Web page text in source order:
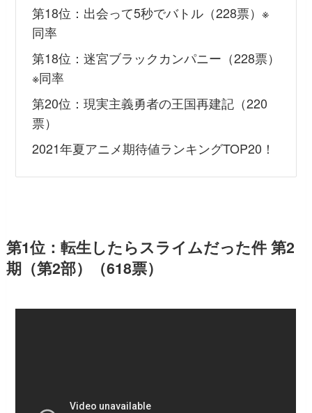
第18位：出会って5秒でバトル（228票）※
同率
第18位：迷宮ブラックカンパニー（228票）
※同率
第20位：現実主義勇者の王国再建記（220
票）
2021年夏アニメ期待値ランキングTOP20！
第1位：転生したらスライムだった件 第2
期（第2部）（618票）